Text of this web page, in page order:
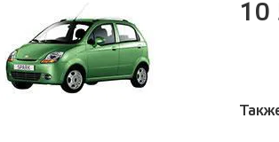
10